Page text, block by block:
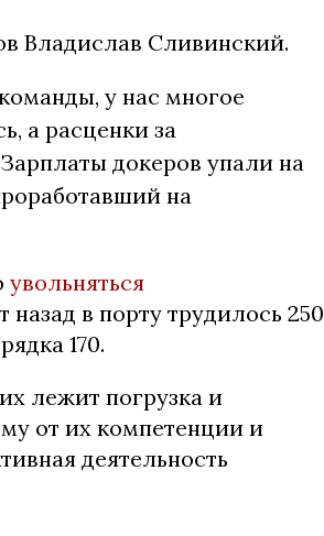
Владислав Сливинский.
у нас многое
а расценки за
докеров упали на
на
увольняться
в порту трудилось 250
170.
лежит погрузка и
от их компетенции и
деятельность